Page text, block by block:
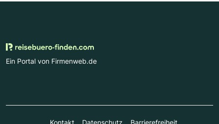
Ein Portal von Firmenweb.de
Kontakt Datenschutz Barrierefreiheit